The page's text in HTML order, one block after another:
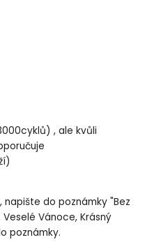
, ale kvůli
do poznámky "Bez
Vánoce, Krásný
poznámky.